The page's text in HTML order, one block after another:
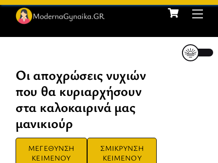
Skip
content
Cart
Οι αποχρώσεις νυχιών
που θα κυριαρχήσουν
στα καλοκαιρινά μας
μανικιούρ
ΜΕΓΕΘΥΝΣΗ
ΚΕΙΜΕΝΟΥ
ΣΜΙΚΡΥΝΣΗ
ΚΕΙΜΕΝΟΥ